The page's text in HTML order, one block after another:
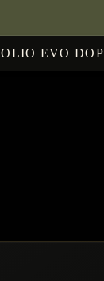
OLIO EVO DOP